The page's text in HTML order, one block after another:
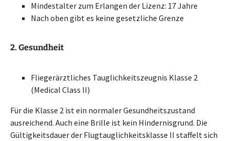
Mindestalter zum Erlangen der Lizenz: 17 Jahre
Nach oben gibt es keine gesetzliche Grenze
2. Gesundheit
Fliegerärztliches Tauglichkeitszeugnis Klasse 2
(Medical Class II)
Für die Klasse 2 ist ein normaler Gesundheitszustand
ausreichend. Auch eine Brille ist kein Hindernisgrund. Die
Gültigkeitsdauer der Flugtauglichkeitsklasse II staffelt sich